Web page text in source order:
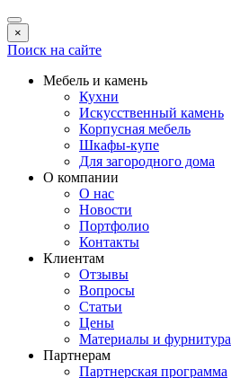
×
Поиск на сайте
Мебель и камень
Кухни
Искусственный камень
Корпусная мебель
Шкафы-купе
Для загородного дома
О компании
О нас
Новости
Портфолио
Контакты
Клиентам
Отзывы
Вопросы
Статьи
Цены
Материалы и фурнитура
Партнерам
Партнерская программа